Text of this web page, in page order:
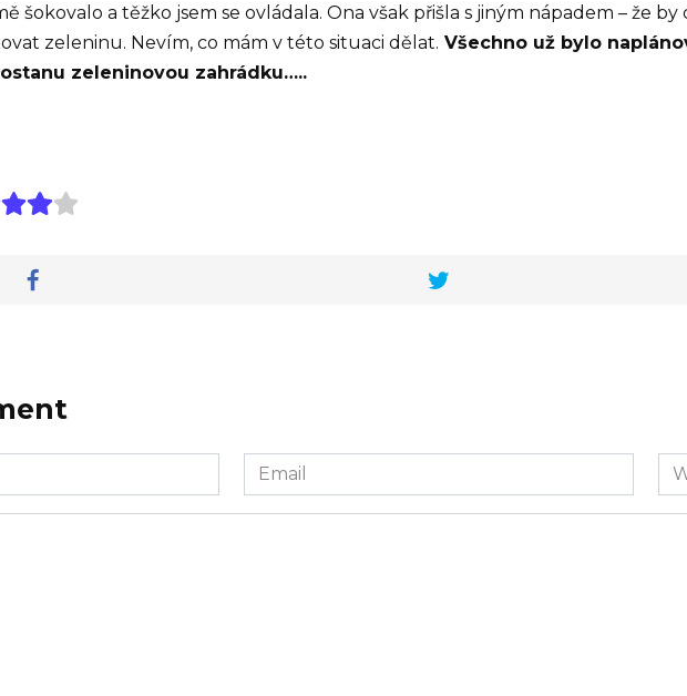
šokovalo a těžko jsem se ovládala. Ona však přišla s jiným nápadem – že
zeleninu. Nevím, co mám v této situaci dělat. Všechno už bylo
zeleninovou zahrádku…..
Email
*